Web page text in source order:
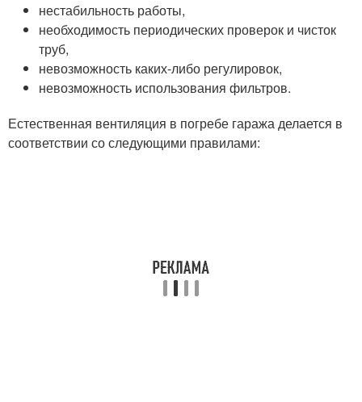
нестабильность работы,
необходимость периодических проверок и чисток
труб,
невозможность каких-либо регулировок,
невозможность использования фильтров.
Естественная вентиляция в погребе гаража делается в
соответствии со следующими правилами: